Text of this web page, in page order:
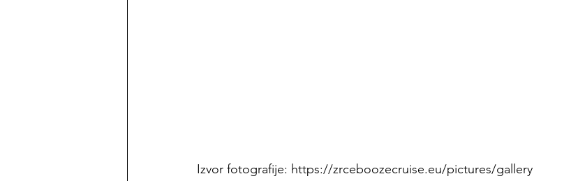
Izvor fotografije: https://zrceboozecruise.eu/pictures/gallery